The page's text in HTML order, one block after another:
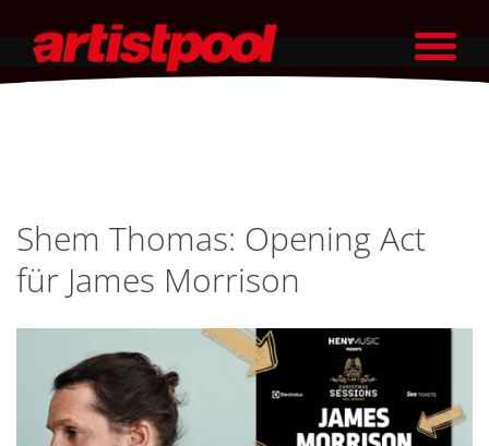
Shem Thomas: Opening Act
für James Morrison